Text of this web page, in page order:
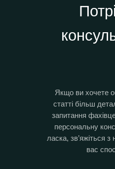
Якщо ви хочете
статті більш
запитання
персональну
ласка, зв’яжіться
вас